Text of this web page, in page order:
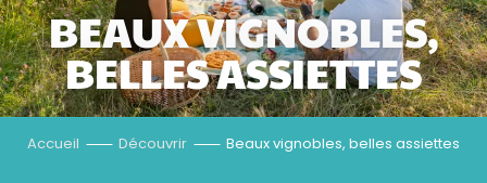
BEAUX VIGNOBLES,
BELLES ASSIETTES
Accueil Découvrir Beaux vignobles, belles assiettes